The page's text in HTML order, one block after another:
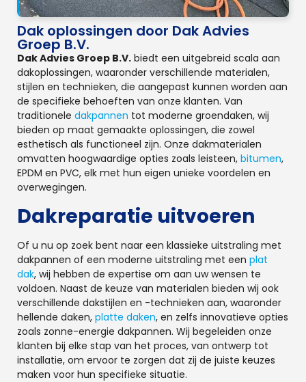
Dak oplossingen door Dak Advies
Groep B.V.
Dak Advies Groep B.V. biedt een uitgebreid scala aan
dakoplossingen, waaronder verschillende materialen,
stijlen en technieken, die aangepast kunnen worden aan
de specifieke behoeften van onze klanten. Van
traditionele dakpannen tot moderne groendaken, wij
bieden op maat gemaakte oplossingen, die zowel
esthetisch als functioneel zijn. Onze dakmaterialen
omvatten hoogwaardige opties zoals leisteen, bitumen,
EPDM en PVC, elk met hun eigen unieke voordelen en
overwegingen.
Dakreparatie uitvoeren
Of u nu op zoek bent naar een klassieke uitstraling met
dakpannen of een moderne uitstraling met een plat
dak, wij hebben de expertise om aan uw wensen te
voldoen. Naast de keuze van materialen bieden wij ook
verschillende dakstijlen en -technieken aan, waaronder
hellende daken, platte daken, en zelfs innovatieve opties
zoals zonne-energie dakpannen. Wij begeleiden onze
klanten bij elke stap van het proces, van ontwerp tot
installatie, om ervoor te zorgen dat zij de juiste keuzes
maken voor hun specifieke situatie.